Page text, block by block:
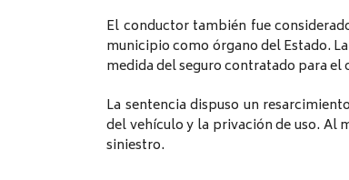
El conductor también fue
municipio como órgano del Estado.
medida del seguro contratado para
La sentencia dispuso un
del vehículo y la privación de uso. Al
siniestro.